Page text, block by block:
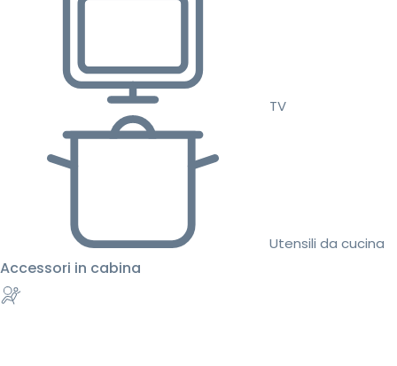
TV
Utensili da cucina
Accessori in cabina